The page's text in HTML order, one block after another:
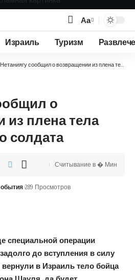
Изменение
размера
Аа
Израиль Туризм
Нетаниягу сообщил о возвращении из плена тела израильского солдата
о
из плена тела
солдата
289 Просмотров
Считывание в � Мин
специальной операции
до вступления в силу
в Израиль тело бойца